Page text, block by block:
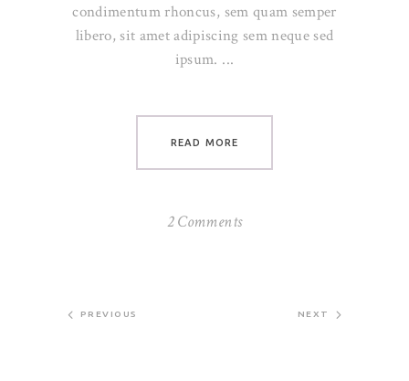
condimentum rhoncus, sem quam semper
libero, sit amet adipiscing sem neque sed
ipsum.
READ MORE
2 Comments
PREVIOUS NEXT